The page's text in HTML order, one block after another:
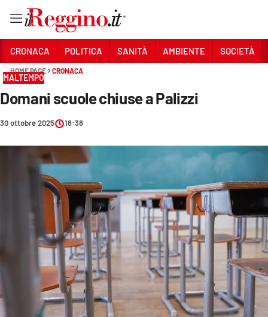
Sezioni
CRONACA
POLITICA
SANITÀ
AMBIENTE
CULTURA
ECONOMIA E LAVORO
SPORT
CRONACA POLITICA SANITÀ AMBIENTE SOCIETÀ
HOME PAGE CRONACA
MALTEMPO
Domani scuole chiuse a Palizzi
30 ottobre 2025 18:38